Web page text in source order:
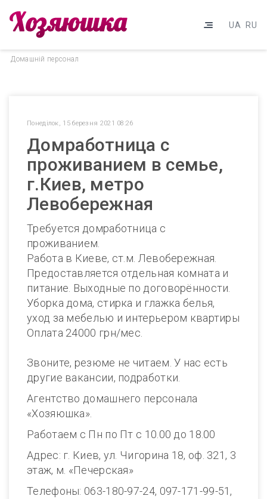
UA RU
Домашнiй персонал
Понеділок, 15 березня 2021 08:26
Домработница с
проживанием в семье,
г.Киев, метро
Левобережная
Требуется домработница с
проживанием.
Работа в Киеве, ст.м. Левобережная.
Предоставляется отдельная комната и
питание. Выходные по договорённости.
Уборка дома, стирка и глажка белья,
уход за мебелью и интерьером квартиры
Оплата 24000 грн/мес.
Звоните, резюме не читаем. У нас есть
другие вакансии, подработки.
Агентство домашнего персонала
«Хозяюшка».
Работаем с Пн по Пт с 10.00 до 18.00
Адрес: г. Киев, ул. Чигорина 18, оф. 321, 3
этаж, м. «Печерская»
Телефоны: 063-180-97-24, 097-171-99-51,